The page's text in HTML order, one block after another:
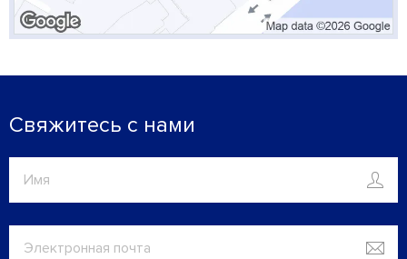
Свяжитесь с нами